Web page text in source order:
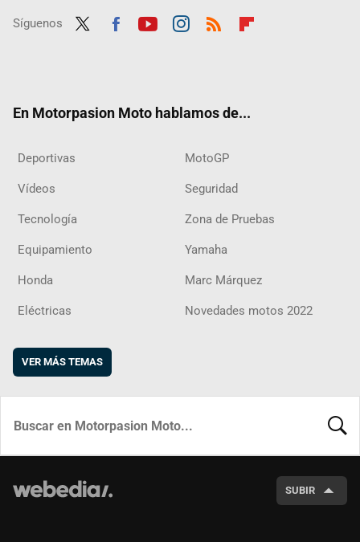
Síguenos
En Motorpasion Moto hablamos de...
Deportivas MotoGP
Vídeos Seguridad
Tecnología Zona de Pruebas
Equipamiento Yamaha
Honda Marc Márquez
Eléctricas Novedades motos 2022
VER MÁS TEMAS
SUBIR